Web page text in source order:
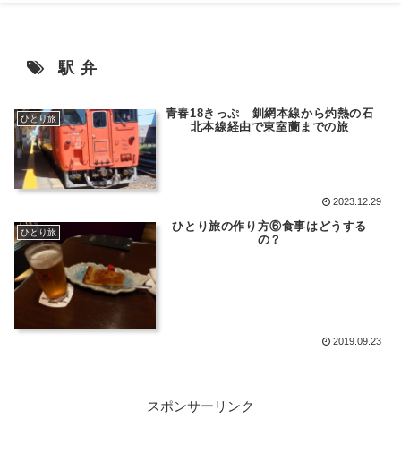
駅弁
ひとり旅
青春18きっぷ 釧網本線から灼熱の石
北本線経由で東室蘭までの旅
2023.12.29
ひとり旅
ひとり旅の作り方⑥食事はどうする
の？
2019.09.23
スポンサーリンク